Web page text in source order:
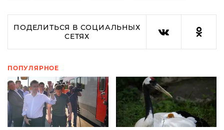
ПОДЕЛИТЬСЯ В СОЦИАЛЬНЫХ
СЕТЯХ
ПОПУЛЯРНОЕ